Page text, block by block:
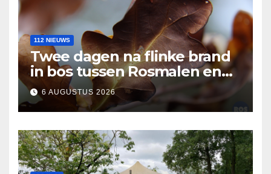
112 NIEUWS
Twee dagen na flinke brand
in bos tussen Rosmalen en
Nuland
6 AUGUSTUS 2026